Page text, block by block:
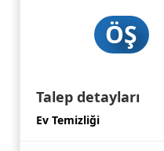
ÖŞ
Talep detayları
Ev Temizliği